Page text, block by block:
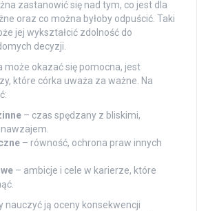
zastanowić się nad tym, co jest dla
oraz co można byłoby odpuścić. Taki
jej wykształcić zdolność do
decyzji.
może okazać się pomocna, jest
które córka uważa za ważne. Na
– czas spędzany z bliskimi,
– równość, ochrona praw innych
– ambicje i cele w karierze, które
nauczyć ją oceny konsekwencji